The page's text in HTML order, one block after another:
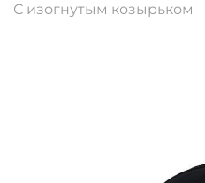
С изогнутым козырьком